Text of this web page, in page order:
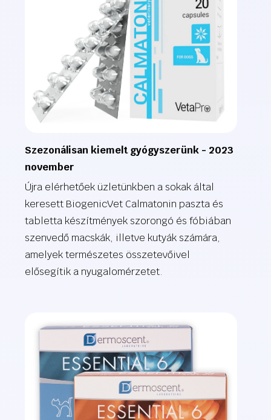
Szezonálisan kiemelt gyógyszerünk - 2023
november
Újra elérhetőek üzletünkben a sokak által
keresett BiogenicVet Calmatonin paszta és
tabletta készítmények szorongó és fóbiában
szenvedő macskák, illetve kutyák számára,
amelyek természetes összetevőivel
elősegítik a nyugalomérzetet.